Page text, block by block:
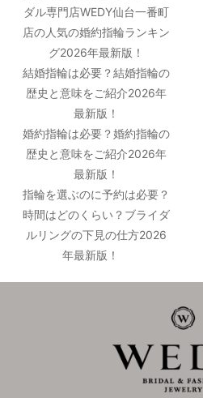
ダル専門店WEDY仙台一番町
店の人気の婚約指輪ランキン
グ2026年最新版！
結婚指輪は必要？結婚指輪の
歴史と意味をご紹介2026年
最新版！
婚約指輪は必要？婚約指輪の
歴史と意味をご紹介2026年
最新版！
指輪を選ぶのに予約は必要？
時間はどのくらい？ブライダ
ルリングの下見の仕方2026
年最新版！